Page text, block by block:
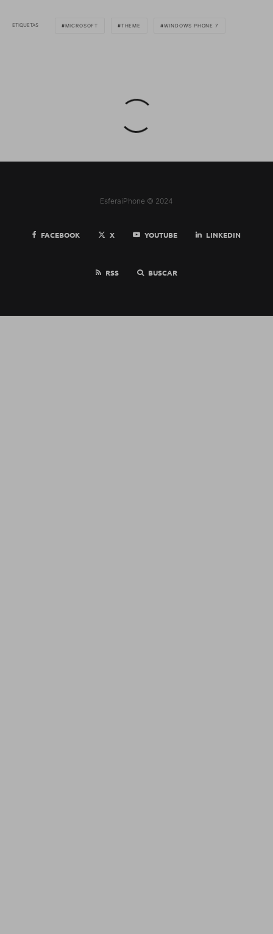
ETIQUETAS MICROSOFT THEME WINDOWS PHONE 7
EsferaiPhone © 2024
FACEBOOK X YOUTUBE LINKEDIN
RSS BUSCAR